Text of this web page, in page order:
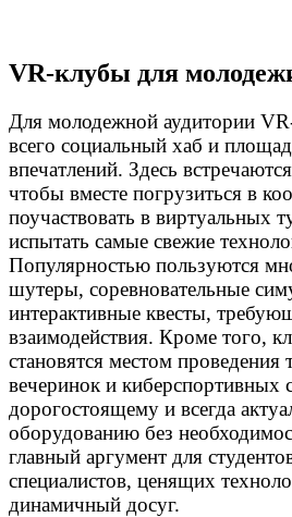
VR-клубы для
Для молодежной аудитории
всего социальный хаб и
впечатлений. Здесь
чтобы вместе погрузиться в
поучаствовать в виртуальных
испытать самые свежие
Популярностью пользуются
шутеры, соревновательные
интерактивные квесты,
взаимодействия. Кроме того,
становятся местом проведения
вечеринок и киберспортивных
дорогостоящему и всегда
оборудованию без
главный аргумент для
специалистов, ценящих
динамичный досуг.